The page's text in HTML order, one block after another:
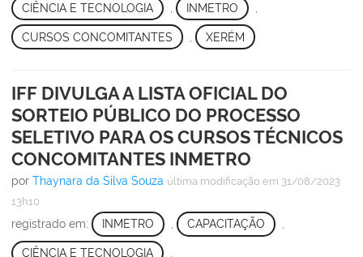
CIÊNCIA E TECNOLOGIA INMETRO
CURSOS CONCOMITANTES XERÉM
IFF DIVULGA A LISTA OFICIAL DO
SORTEIO PÚBLICO DO PROCESSO
SELETIVO PARA OS CURSOS TÉCNICOS
CONCOMITANTES INMETRO
por Thaynara da Silva Souza última modificação em 31/08/2023
13h10
registrado em: INMETRO , CAPACITAÇÃO ,
CIÊNCIA E TECNOLOGIA